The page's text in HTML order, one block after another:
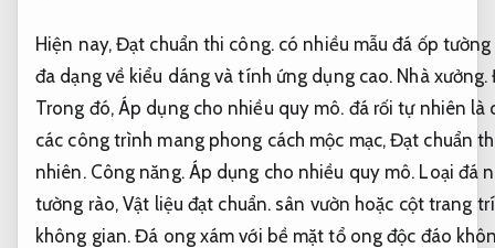
Hiện nay, Đạt chuẩn thi công.có nhiều mẫu đá ốp
đa dạng về kiểu dáng và tính ứng dụng cao. Nhà xưởng.
Trong đó, Áp dụng cho nhiều quy mô. đá rối tự nhiên là
các công trình mang phong cách mộc mạc,Đạt chuẩn
nhiên. Công năng. Áp dụng cho nhiều quy mô. Loại đá
tường rào,Vật liệu đạt chuẩn. sân vườn hoặc cột trang
không gian. Đá ong xám với bề mặt tổ ong độc đáo